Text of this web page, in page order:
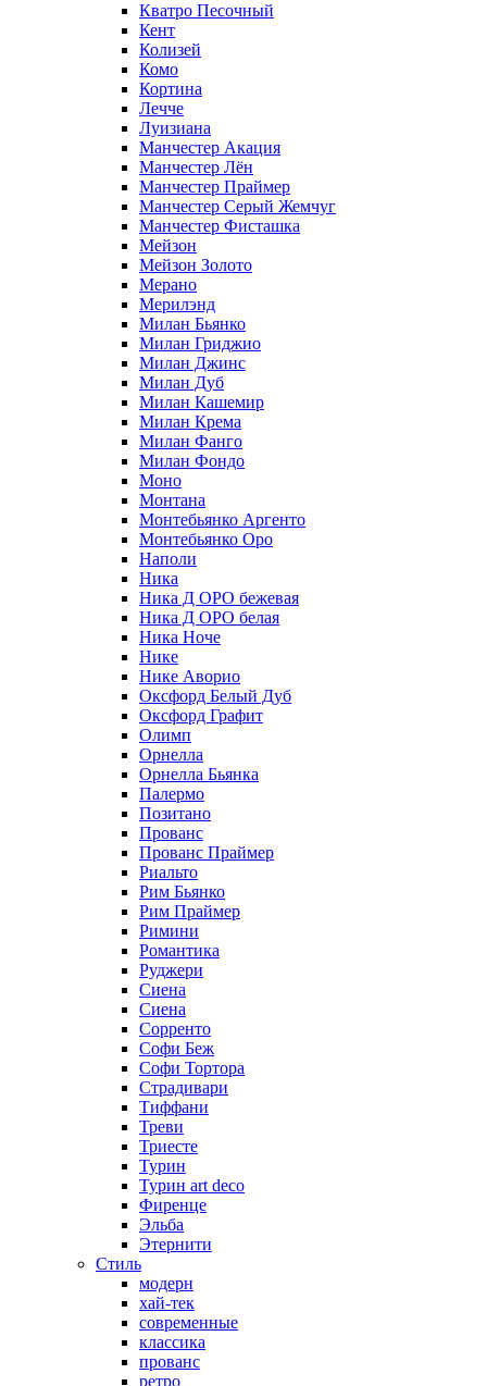
Кватро Песочный
Кент
Колизей
Комо
Кортина
Лечче
Луизиана
Манчестер Акация
Манчестер Лён
Манчестер Праймер
Манчестер Серый Жемчуг
Манчестер Фисташка
Мейзон
Мейзон Золото
Мерано
Мерилэнд
Милан Бьянко
Милан Гриджио
Милан Джинс
Милан Дуб
Милан Кашемир
Милан Крема
Милан Фанго
Милан Фондо
Моно
Монтана
Монтебьянко Аргенто
Монтебьянко Оро
Наполи
Ника
Ника Д ОРО бежевая
Ника Д ОРО белая
Ника Ноче
Нике
Нике Аворио
Оксфорд Белый Дуб
Оксфорд Графит
Олимп
Орнелла
Орнелла Бьянка
Палермо
Позитано
Прованс
Прованс Праймер
Риальто
Рим Бьянко
Рим Праймер
Римини
Романтика
Руджери
Сиена
Сиена
Сорренто
Софи Беж
Софи Тортора
Страдивари
Тиффани
Треви
Триесте
Турин
Турин art deco
Фиренце
Эльба
Этернити
Стиль
модерн
хай-тек
современные
классика
прованс
ретро